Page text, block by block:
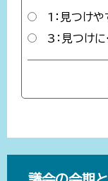
1：見つけや
3：見つけ